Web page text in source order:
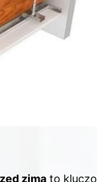
zimą to